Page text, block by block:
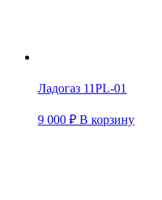
Ладогаз 11PL-01
9 000 ₽ В корзину